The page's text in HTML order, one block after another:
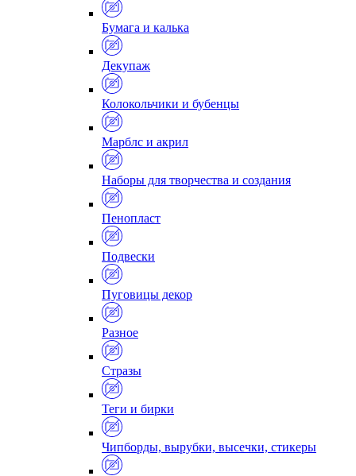
Бумага и калька
Декупаж
Колокольчики и бубенцы
Марблс и акрил
Наборы для творчества и создания
Пенопласт
Подвески
Пуговицы декор
Разное
Стразы
Теги и бирки
Чипборды, вырубки, высечки, стикеры